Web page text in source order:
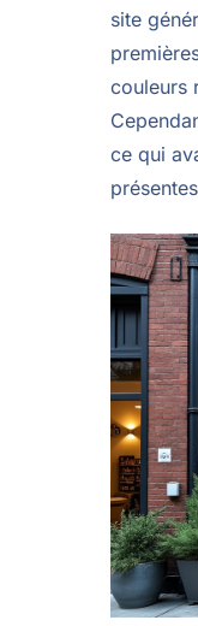
site
couleurs
ce qui